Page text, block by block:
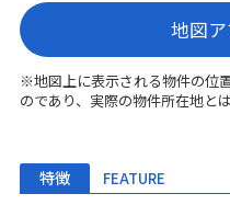
地図
※地図上に表示される物件の位
のであり、実際の物件所在地と
特徴 FEATURE